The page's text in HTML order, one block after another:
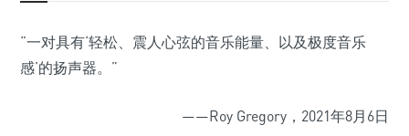
“一对具有‘轻松、震人心弦的音乐能量、以及极度音乐
感’的扬声器。”
——Roy Gregory，2021年8月6日